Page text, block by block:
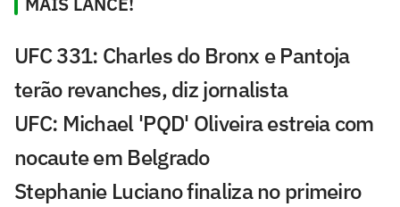
UFC 331: Charles do Bronx e Pantoja
terão revanches, diz jornalista
UFC: Michael 'PQD' Oliveira estreia com
nocaute em Belgrado
Stephanie Luciano finaliza no primeiro